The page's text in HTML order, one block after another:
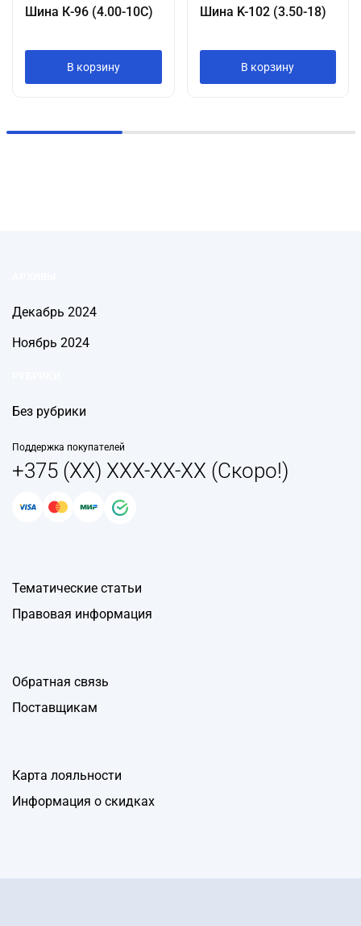
Шина К-96 (4.00-10С)
В корзину
Шина K-102 (3.50-18)
В корзину
Декабрь 2024
Ноябрь 2024
Без рубрики
Поддержка покупателей
+375 (XX) XXX-XX-XX (Скоро!)
Тематические статьи
Правовая информация
Обратная связь
Поставщикам
Карта лояльности
Информация о скидках